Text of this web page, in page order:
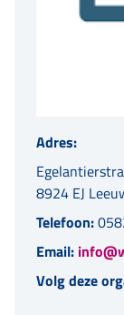
Adres:
8924 EJ
Telefoon:
Email:
Volg deze